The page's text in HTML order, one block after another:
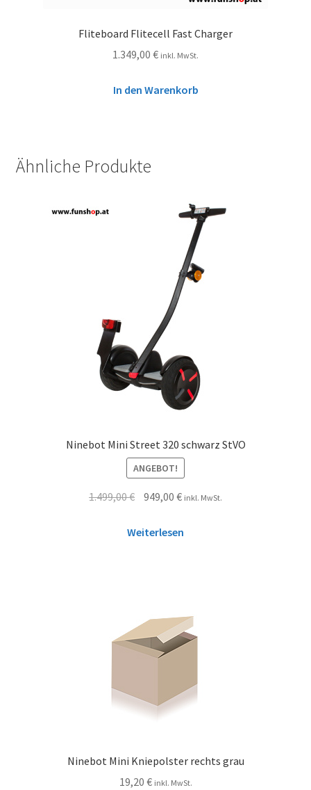
Fliteboard Flitecell Fast Charger
1.349,00 € inkl. MwSt.
In den Warenkorb
Ähnliche Produkte
Ninebot Mini Street 320 schwarz StVO
ANGEBOT!
1.499,00€ 949,00 € inkl. MwSt.
Weiterlesen
Ninebot Mini Kniepolster rechts grau
19,20 € inkl. MwSt.